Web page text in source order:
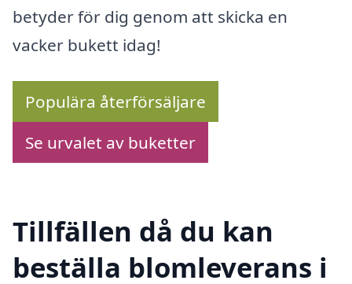
betyder för dig genom att skicka en
vacker bukett idag!
Populära återförsäljare
Se urvalet av buketter
Tillfällen då du kan
beställa blomleverans i